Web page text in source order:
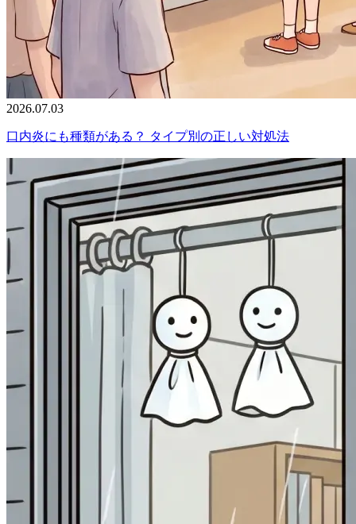
2026.07.03
口内炎にも種類がある？ タイプ別の正しい対処法